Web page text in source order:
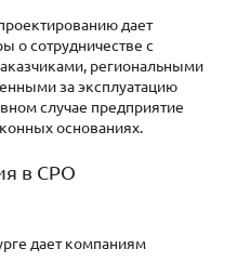
дает
о сотрудничестве с
региональными
за эксплуатацию
случае предприятие
основаниях.
в СРО
дает компаниям